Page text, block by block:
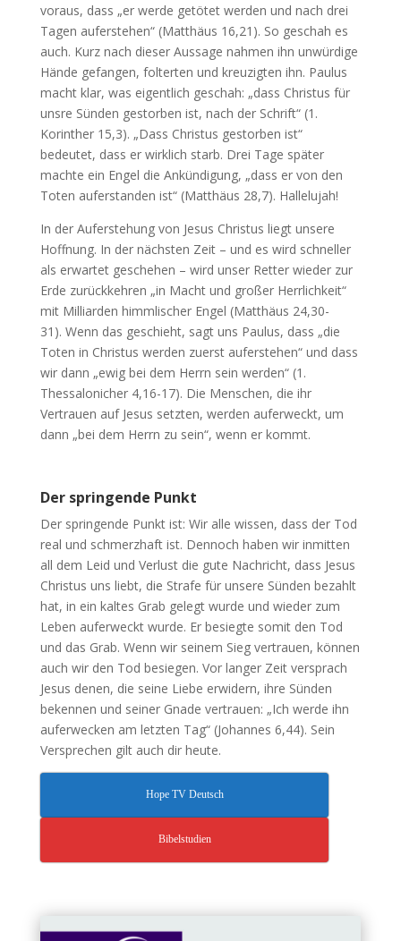
voraus, dass „er werde getötet werden und nach drei
Tagen auferstehen“ (Matthäus 16,21). So geschah es
auch. Kurz nach dieser Aussage nahmen ihn unwürdige
Hände gefangen, folterten und kreuzigten ihn. Paulus
macht klar, was eigentlich geschah: „dass Christus für
unsre Sünden gestorben ist, nach der Schrift“ (1.
Korinther 15,3). „Dass Christus gestorben ist“
bedeutet, dass er wirklich starb. Drei Tage später
machte ein Engel die Ankündigung, „dass er von den
Toten auferstanden ist“ (Matthäus 28,7). Hallelujah!
In der Auferstehung von Jesus Christus liegt unsere
Hoffnung. In der nächsten Zeit – und es wird schneller
als erwartet geschehen – wird unser Retter wieder zur
Erde zurückkehren „in Macht und großer Herrlichkeit“
mit Milliarden himmlischer Engel (Matthäus 24,30-
31). Wenn das geschieht, sagt uns Paulus, dass „die
Toten in Christus werden zuerst auferstehen“ und dass
wir dann „ewig bei dem Herrn sein werden“ (1.
Thessalonicher 4,16-17). Die Menschen, die ihr
Vertrauen auf Jesus setzten, werden auferweckt, um
dann „bei dem Herrn zu sein“, wenn er kommt.
Der springende Punkt
Der springende Punkt ist: Wir alle wissen, dass der Tod
real und schmerzhaft ist. Dennoch haben wir inmitten
all dem Leid und Verlust die gute Nachricht, dass Jesus
Christus uns liebt, die Strafe für unsere Sünden bezahlt
hat, in ein kaltes Grab gelegt wurde und wieder zum
Leben auferweckt wurde. Er besiegte somit den Tod
und das Grab. Wenn wir seinem Sieg vertrauen, können
auch wir den Tod besiegen. Vor langer Zeit versprach
Jesus denen, die seine Liebe erwidern, ihre Sünden
bekennen und seiner Gnade vertrauen: „Ich werde ihn
auferwecken am letzten Tag“ (Johannes 6,44). Sein
Versprechen gilt auch dir heute.
Hope TV Deutsch
Bibelstudien